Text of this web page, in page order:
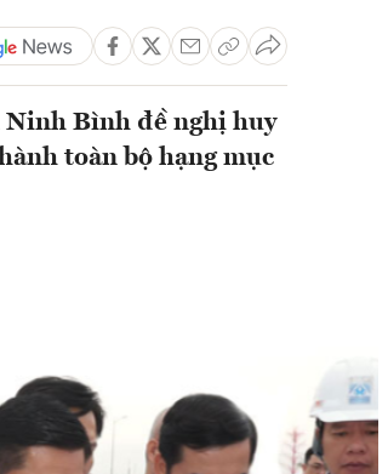
Ninh Bình đề nghị huy
toàn bộ hạng mục